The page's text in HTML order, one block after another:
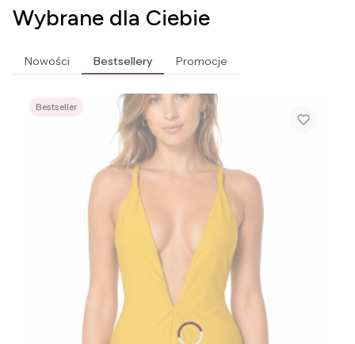
Wybrane dla Ciebie
Nowości Bestsellery Promocje
Bestseller